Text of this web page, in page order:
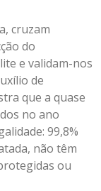
cruzam
do
e validam-nos
de
que a quase
no ano
99,8%
não têm
ou